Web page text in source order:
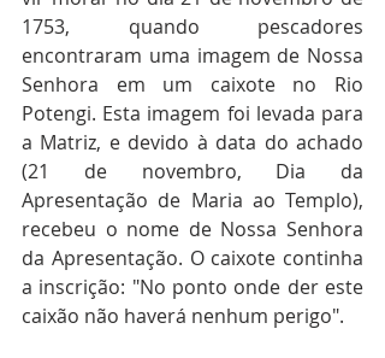
1753, quando pescadores
encontraram uma imagem de Nossa
Senhora em um caixote no Rio
Potengi. Esta imagem foi levada para
a Matriz, e devido à data do achado
(21 de novembro, Dia da
Apresentação de Maria ao Templo),
recebeu o nome de Nossa Senhora
da Apresentação. O caixote continha
a inscrição: "No ponto onde der este
caixão não haverá nenhum perigo".